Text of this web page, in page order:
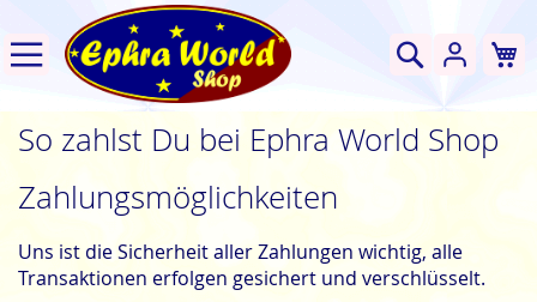
Suche
So zahlst Du bei Ephra World Shop
Zahlungsmöglichkeiten
Uns ist die Sicherheit aller Zahlungen wichtig, alle
Transaktionen erfolgen gesichert und verschlüsselt.